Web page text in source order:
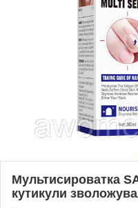
Мультисироватка
кутикули